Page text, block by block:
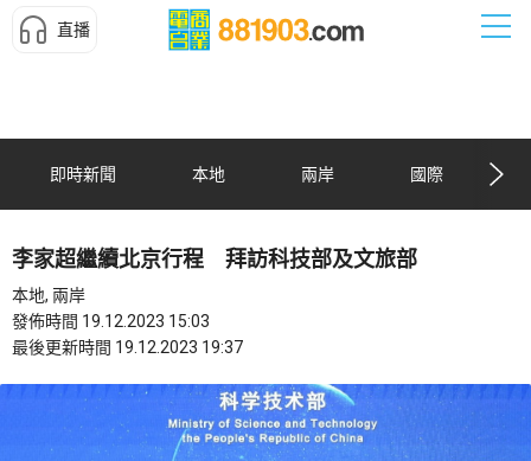
直播
即時新聞 本地 兩岸 國際
李家超繼續北京行程 拜訪科技部及文旅部
本地, 兩岸
發佈時間 19.12.2023 15:03
最後更新時間 19.12.2023 19:37